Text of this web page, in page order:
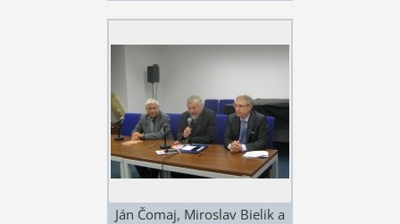
knižnici v Bratislave. Foto:
Ján Čomaj, Miroslav Bielik a